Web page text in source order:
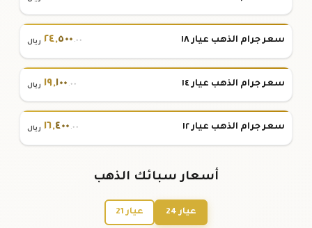
سعر جرام الذهب عيار ١٨ ٢٤,٥٠٠ .٠٠ ريال
سعر جرام الذهب عيار ١٤ ١٩,١٠٠ .٠٠ ريال
سعر جرام الذهب عيار ١٢ ١٦,٤٠٠ .٠٠ ريال
أسعار سبائك الذهب
عيار 24 عيار 21